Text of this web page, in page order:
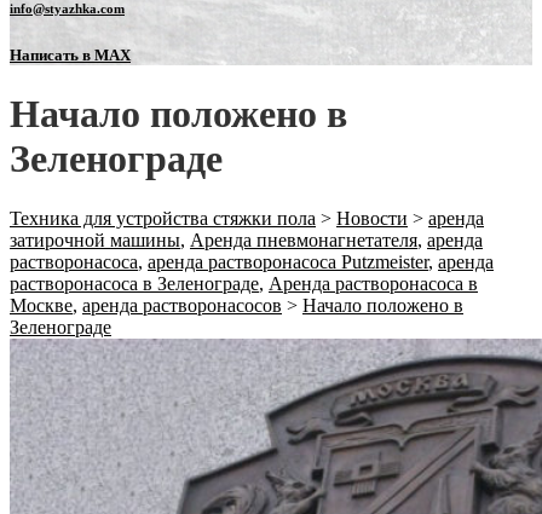
info@styazhka.com
Написать в MAX
Начало положено в
Зеленограде
Техника для устройства стяжки пола > Новости > аренда
затирочной машины, Аренда пневмонагнетателя, аренда
растворонасоса, аренда растворонасоса Putzmeister, аренда
растворонасоса в Зеленограде, Аренда растворонасоса в
Москве, аренда растворонасосов > Начало положено в
Зеленограде